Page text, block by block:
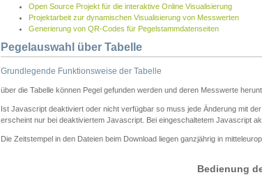
Open Source Projekt für die interaktive Online Visualisierung
Projektarbeit zur dynamischen Visualisierung von Messwerten
Generierung von QR-Codes für Pegelstammdatenseiten
Pegelauswahl über Tabelle
Grundlegende Funktionsweise der Tabelle
über die Tabelle können Pegel gefunden werden und deren Messwerte
Ist Javascript deaktiviert oder nicht verfügbar so muss jede Änderung mit
erscheint nur bei deaktiviertem Javascript. Bei eingeschaltetem Javascript
Die Zeitstempel in den Dateien beim Download liegen ganzjährig in
Bedienung